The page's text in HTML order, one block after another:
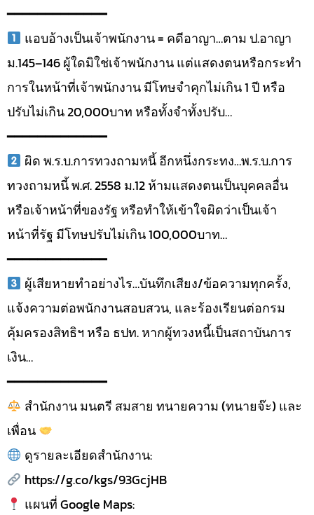
━━━━━━━━━━━━━
แอบอ้างเป็นเจ้าพนักงาน = คดีอาญา…ตาม ป.อาญา
ม.145–146 ผู้ใดมิใช่เจ้าพนักงาน แต่แสดงตนหรือกระทำ
การในหน้าที่เจ้าพนักงาน มีโทษจำคุกไม่เกิน 1 ปี หรือ
ปรับไม่เกิน 20,000บาท หรือทั้งจำทั้งปรับ…
━━━━━━━━━━━━━
ผิด พ.ร.บ.การทวงถามหนี้ อีกหนึ่งกระทง…พ.ร.บ.การ
ทวงถามหนี้ พ.ศ. 2558 ม.12 ห้ามแสดงตนเป็นบุคคลอื่น
หรือเจ้าหน้าที่ของรัฐ หรือทำให้เข้าใจผิดว่าเป็นเจ้า
หน้าที่รัฐ มีโทษปรับไม่เกิน 100,000บาท…
━━━━━━━━━━━━━
ผู้เสียหายทำอย่างไร…บันทึกเสียง/ข้อความทุกครั้ง,
แจ้งความต่อพนักงานสอบสวน, และร้องเรียนต่อกรม
คุ้มครองสิทธิฯ หรือ ธปท. หากผู้ทวงหนี้เป็นสถาบันการ
เงิน…
━━━━━━━━━━━━━
สำนักงาน มนตรี สมสาย ทนายความ (ทนายจ๊ะ) และ
เพื่อน
ดูรายละเอียดสำนักงาน:
https://g.co/kgs/93GcjHB
แผนที่ Google Maps: